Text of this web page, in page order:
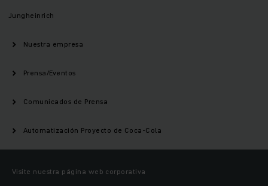
Jungheinrich
Nuestra empresa
Prensa/Eventos
Comunicados de Prensa
Automatización Proyecto de Coca-Cola
Visite nuestra página web corporativa